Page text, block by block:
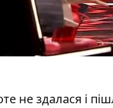
не здалася і